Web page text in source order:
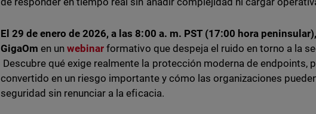
El 29 de enero de 2026, a las 8:00 a. m. PST (17:00 hora peninsular),
GigaOm en unwebinarformativo que despeja el ruido en torno a la
Descubre qué exige realmente la protección moderna de endpoints,
convertido en un riesgo importante y cómo las organizaciones
seguridad sin renunciar a la eficacia.